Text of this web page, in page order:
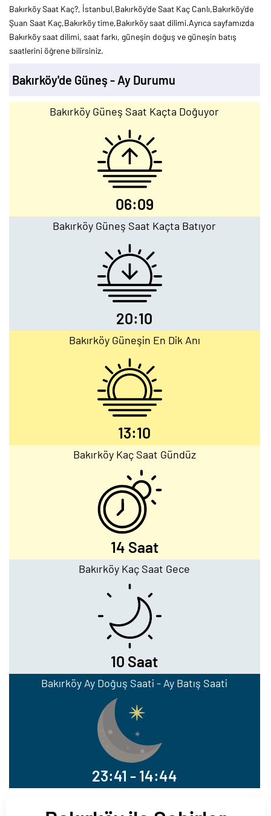
Bakırköy Saat Kaç?, İstanbul,Bakırköy'de Saat Kaç Canlı,Bakırköy'de
Şuan Saat Kaç,Bakırköy time,Bakırköy saat dilimi.Ayrıca sayfamızda
Bakırköy saat dilimi, saat farkı, güneşin doğuş ve güneşin batış
saatlerini öğrene bilirsiniz.
Bakırköy'de Güneş - Ay Durumu
Bakırköy Güneş Saat Kaçta Doğuyor
06:09
Bakırköy Güneş Saat Kaçta Batıyor
20:10
Bakırköy Güneşin En Dik Anı
13:10
Bakırköy Kaç Saat Gündüz
14 Saat
Bakırköy Kaç Saat Gece
10 Saat
Bakırköy Ay Doğuş Saati - Ay Batış Saati
23:41 - 14:44